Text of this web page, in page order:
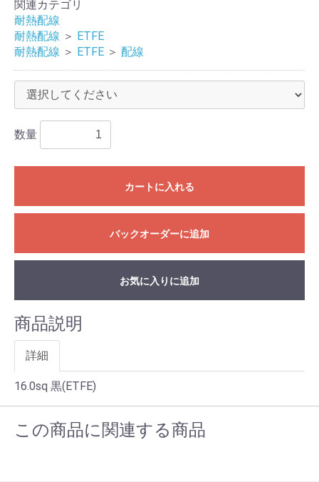
関連カテゴリ
耐熱配線
耐熱配線 ＞ ETFE
耐熱配線 ＞ ETFE ＞ 配線
数量
カートに入れる
バックオーダーに追加
お気に入りに追加
商品説明
詳細
16.0sq 黒(ETFE)
この商品に関連する商品